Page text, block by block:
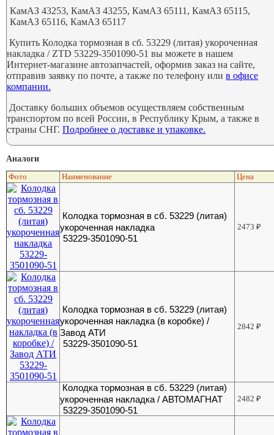
КамАЗ 43253, КамАЗ 43255, КамАЗ 65111, КамАЗ 65115,
КамАЗ 65116, КамАЗ 65117
Купить Колодка тормозная в сб. 53229 (литая) укороченная
накладка / ZTD 53229-3501090-51 вы можете в нашем
Интернет-магазине автозапчастей, оформив заказ на сайте,
отправив заявку по почте, а также по телефону илив офисе
компании.
Доставку больших объемов осуществляем собственным
транспортом по всей России, в Республику Крым, а также в
страны СНГ.Подробнее о доставке и упаковке.
Аналоги
Фото Наименование Цена
Колодка тормозная в сб. 53229 (литая)
укороченная накладка
53229-3501090-51
2473₽
Колодка тормозная в сб. 53229 (литая)
укороченная накладка (в коробке) /
Завод АТИ
53229-3501090-51
2842₽
Колодка тормозная в сб. 53229 (литая)
укороченная накладка / АВТОМАГНАТ
53229-3501090-51
2482₽